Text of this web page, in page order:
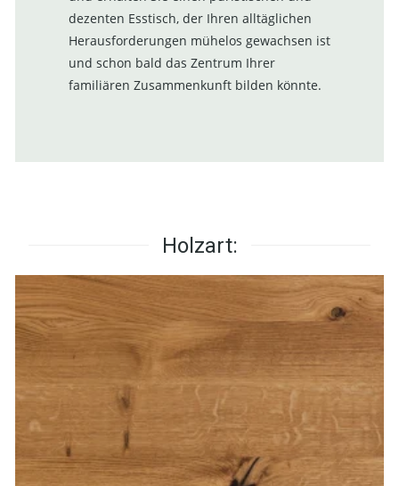
dezenten Esstisch, der Ihren alltäglichen
Herausforderungen mühelos gewachsen ist
und schon bald das Zentrum Ihrer
familiären Zusammenkunft bilden könnte.
Holzart: